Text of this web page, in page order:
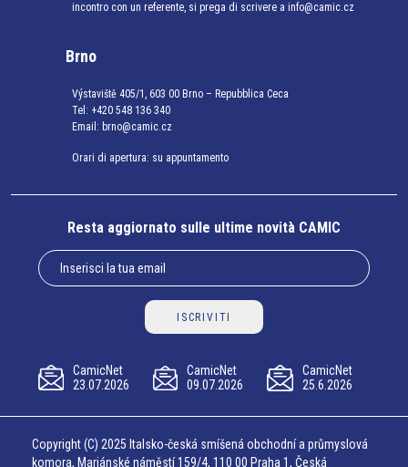
incontro con un referente, si prega di scrivere a info@camic.cz
Brno
Výstaviště 405/1, 603 00 Brno – Repubblica Ceca
Tel: +420 548 136 340
Email: brno@camic.cz
Orari di apertura: su appuntamento
Resta aggiornato sulle ultime novità CAMIC
ISCRIVITI
CamicNet
23.07.2026
CamicNet
09.07.2026
CamicNet
25.6.2026
Copyright (C) 2025 Italsko-česká smíšená obchodní a průmyslová
komora, Mariánské náměstí 159/4, 110 00 Praha 1, Česká